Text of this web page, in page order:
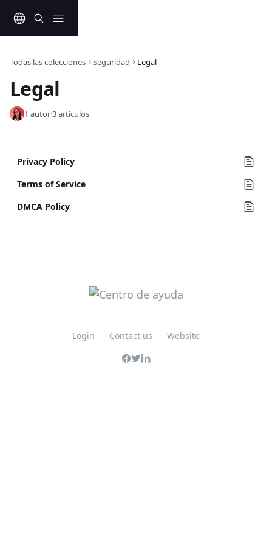
Todas las colecciones Seguridad Legal
Legal
1 autor·3 artículos
Privacy Policy
Terms of Service
DMCA Policy
Login Contact us Website